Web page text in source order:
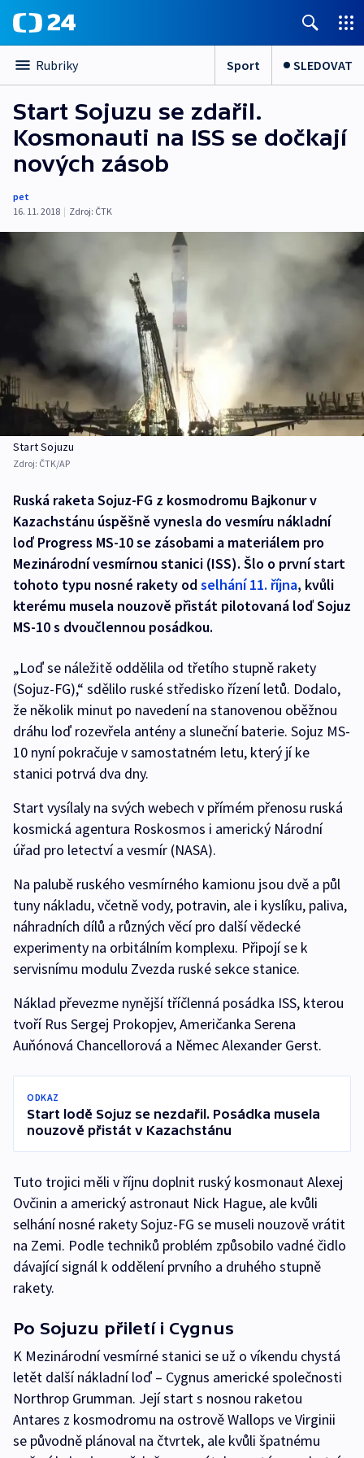
Rubriky Sport SLEDOVAT
Start Sojuzu se zdařil.
Kosmonauti na ISS se dočkají
nových zásob
pet
16. 11. 2018 | Zdroj: ČTK
Start Sojuzu
Zdroj: ČTK/AP
Ruská raketa Sojuz-FG z kosmodromu Bajkonur v
Kazachstánu úspěšně vynesla do vesmíru nákladní
loď Progress MS-10 se zásobami a materiálem pro
Mezinárodní vesmírnou stanici (ISS). Šlo o první start
tohoto typu nosné rakety odselhání 11. října, kvůli
kterému musela nouzově přistát pilotovaná loď Sojuz
MS-10 s dvoučlennou posádkou.
„Loď se náležitě oddělila od třetího stupně rakety
(Sojuz-FG),“ sdělilo ruské středisko řízení letů. Dodalo,
že několik minut po navedení na stanovenou oběžnou
dráhu loď rozevřela antény a sluneční baterie. Sojuz MS-
10 nyní pokračuje v samostatném letu, který jí ke
stanici potrvá dva dny.
Start vysílaly na svých webech v přímém přenosu ruská
kosmická agentura Roskosmos i americký Národní
úřad pro letectví a vesmír (NASA).
Na palubě ruského vesmírného kamionu jsou dvě a půl
tuny nákladu, včetně vody, potravin, ale i kyslíku, paliva,
náhradních dílů a různých věcí pro další vědecké
experimenty na orbitálním komplexu. Připojí se k
servisnímu modulu Zvezda ruské sekce stanice.
Náklad převezme nynější tříčlenná posádka ISS, kterou
tvoří Rus Sergej Prokopjev, Američanka Serena
Auňónová Chancellorová a Němec Alexander Gerst.
ODKAZ
Start lodě Sojuz se nezdařil. Posádka musela
nouzově přistát v Kazachstánu
Tuto trojici měli v říjnu doplnit ruský kosmonaut Alexej
Ovčinin a americký astronaut Nick Hague, ale kvůli
selhání nosné rakety Sojuz-FG se museli nouzově vrátit
na Zemi. Podle techniků problém způsobilo vadné čidlo
dávající signál k oddělení prvního a druhého stupně
rakety.
Po Sojuzu přiletí i Cygnus
K Mezinárodní vesmírné stanici se už o víkendu chystá
letět další nákladní loď – Cygnus americké společnosti
Northrop Grumman. Její start s nosnou raketou
Antares z kosmodromu na ostrově Wallops ve Virginii
se původně plánoval na čtvrtek, ale kvůli špatnému